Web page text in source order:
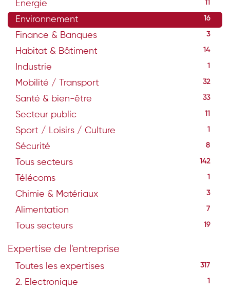
Energie 11
Environnement 16
Finance & Banques 3
Habitat & Bâtiment 14
Industrie 1
Mobilité / Transport 32
Santé & bien-être 33
Secteur public 11
Sport / Loisirs / Culture 1
Sécurité 8
Tous secteurs 142
Télécoms 1
Chimie & Matériaux 3
Alimentation 7
Tous secteurs 19
Expertise de l'entreprise
Toutes les expertises 317
2. Electronique 1